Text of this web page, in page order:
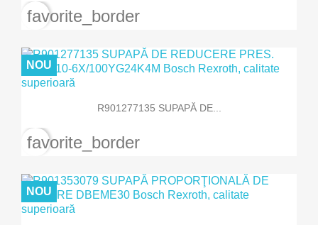
favorite_border
R901277135 SUPAPĂ DE...
NOU
favorite_border
NOU